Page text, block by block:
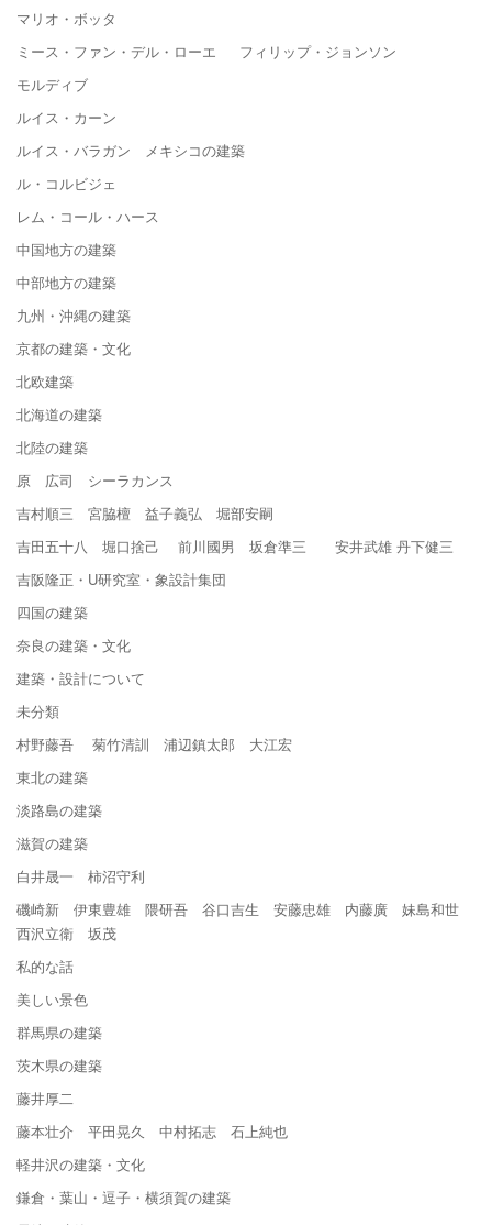
マリオ・ボッタ
ミース・ファン・デル・ローエ フィリップ・ジョンソン
モルディブ
ルイス・カーン
ルイス・バラガン メキシコの建築
ル・コルビジェ
レム・コール・ハース
中国地方の建築
中部地方の建築
九州・沖縄の建築
京都の建築・文化
北欧建築
北海道の建築
北陸の建築
原 広司 シーラカンス
吉村順三 宮脇檀 益子義弘 堀部安嗣
吉田五十八 堀口捨己 前川國男 坂倉準三 安井武雄 丹下健三
吉阪隆正・U研究室・象設計集団
四国の建築
奈良の建築・文化
建築・設計について
未分類
村野藤吾 菊竹清訓 浦辺鎮太郎 大江宏
東北の建築
淡路島の建築
滋賀の建築
白井晟一 柿沼守利
磯崎新 伊東豊雄 隈研吾 谷口吉生 安藤忠雄 内藤廣 妹島和世
西沢立衛 坂茂
私的な話
美しい景色
群馬県の建築
茨木県の建築
藤井厚二
藤本壮介 平田晃久 中村拓志 石上純也
軽井沢の建築・文化
鎌倉・葉山・逗子・横須賀の建築